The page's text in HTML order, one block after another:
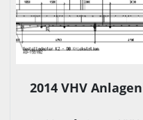
2014 VHV